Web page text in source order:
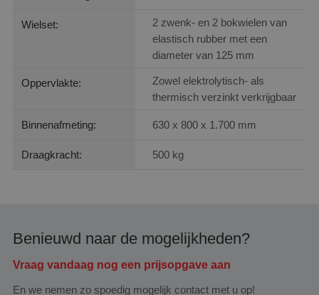
Wielset:
2 zwenk- en 2 bokwielen van
elastisch rubber met een
diameter van 125 mm
Oppervlakte:
Zowel elektrolytisch- als
thermisch verzinkt verkrijgbaar
Binnenafmeting: 630 x 800 x 1.700 mm
Draagkracht: 500 kg
Benieuwd naar de mogelijkheden?
Vraag vandaag nog een prijsopgave aan
En we nemen zo spoedig mogelijk contact met u op!